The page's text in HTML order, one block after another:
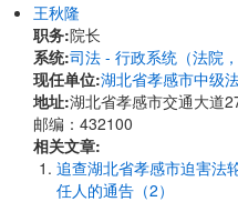
王秋隆
职务:院长
系统:司法 - 行政系统（法院
现任单位:湖北省孝感市中级
地址:湖北省孝感市交通大道
邮编：432100
相关文章:
追查湖北省孝感市迫害法
任人的通告（2）